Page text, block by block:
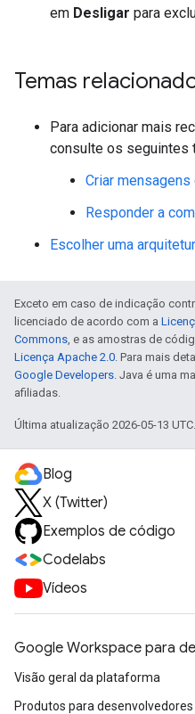
em Desligar para
Temas
Para adicionar mais
consulte os seguintes
Criar
Responder a
Escolher uma
Exceto em caso de indicação
licenciado de acordo com a
Commons, e as amostras de
Licença Apache 2.0. Para mais
Google Developers. Java é uma
afiliadas.
Última atualização 2026-05-13 UTC.
Blog
X (Twitter)
Exemplos de código
Codelabs
Vídeos
Google Workspace para
Visão geral da plataforma
Produtos para desenvolvedores